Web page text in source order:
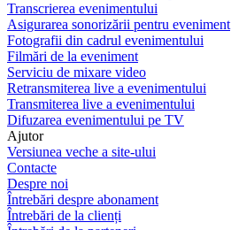
Transcrierea evenimentului
Asigurarea sonorizării pentru eveniment
Fotografii din cadrul evenimentului
Filmări de la eveniment
Serviciu de mixare video
Retransmiterea live a evenimentului
Transmiterea live a evenimentului
Difuzarea evenimentului pe TV
Ajutor
Versiunea veche a site-ului
Contacte
Despre noi
Întrebări despre abonament
Întrebări de la clienți